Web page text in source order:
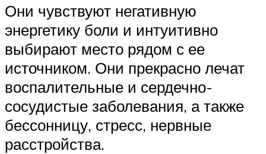
Они чувствуют негативную
энергетику боли и интуитивно
выбирают место рядом с ее
источником. Они прекрасно лечат
воспалительные и сердечно-
сосудистые заболевания, а также
бессонницу, стресс, нервные
расстройства.